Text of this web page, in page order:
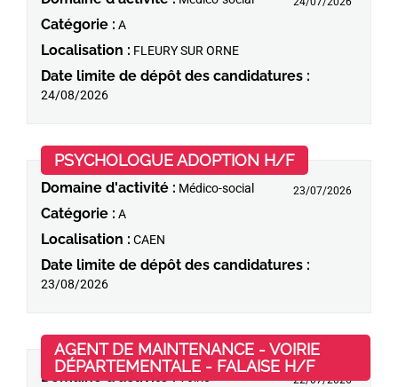
Catégorie : A
Localisation : FLEURY SUR ORNE
Date limite de dépôt des candidatures :
24/08/2026
PSYCHOLOGUE ADOPTION H/F(Nouvelle
23/07/2026
Domaine d'activité : Médico-social
Catégorie : A
Localisation : CAEN
Date limite de dépôt des candidatures :
23/08/2026
AGENT DE MAINTENANCE - VOIRIE
DÉPARTEMENTALE - FALAISE H/F(Nouvelle
22/07/2026
Domaine d'activité :